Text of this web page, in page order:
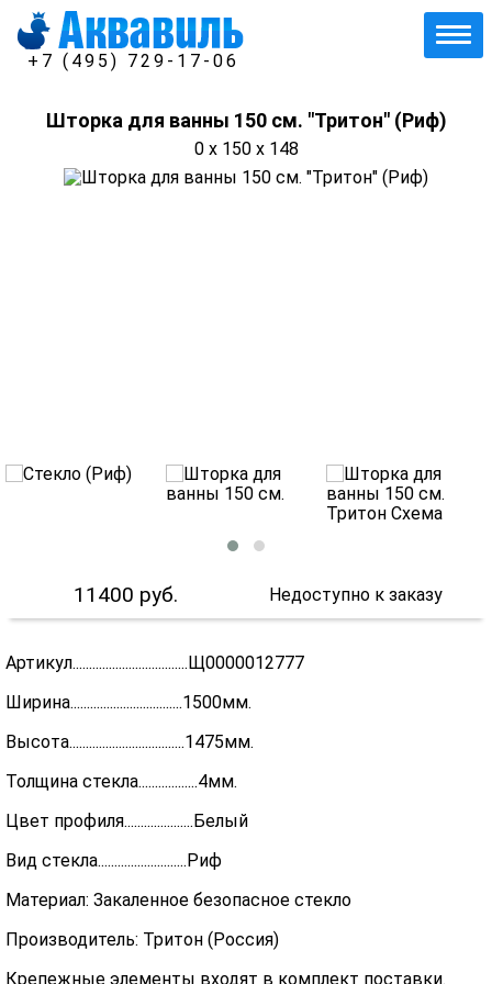
+7 (495) 729-17-06
Шторка для ванны 150 см. "Тритон" (Риф)
0 x 150 x 148
11400 руб. Недоступно к заказу
Артикул...................................Щ0000012777
Ширина..................................1500мм.
Высота...................................1475мм.
Толщина стекла..................4мм.
Цвет профиля.....................Белый
Вид стекла...........................Риф
Материал: Закаленное безопасное стекло
Производитель: Тритон (Россия)
Крепежные элементы входят в комплект поставки.